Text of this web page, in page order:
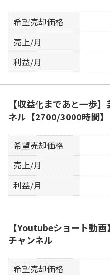
希望売却価格
売上/月
利益/月
【収益化まであと一歩
ネル【2700/3000時間】
希望売却価格
売上/月
利益/月
【Youtubeショート動
チャンネル
希望売却価格